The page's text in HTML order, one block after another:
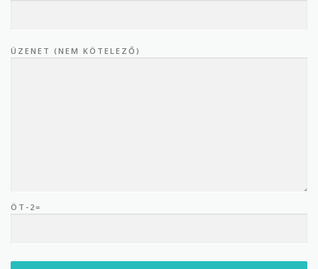
ÜZENET (NEM KÖTELEZŐ)
ÖT-2=